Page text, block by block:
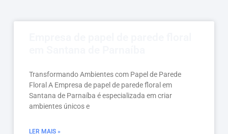
Transformando Ambientes com Papel de Parede
Floral A Empresa de papel de parede floral em
Santana de Parnaíba é especializada em criar
ambientes únicos e
LER MAIS »